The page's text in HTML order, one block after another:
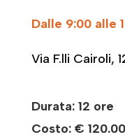
Dalle 9:00 alle
Via F.lli Cairoli,
Durata: 12 ore
Costo: €